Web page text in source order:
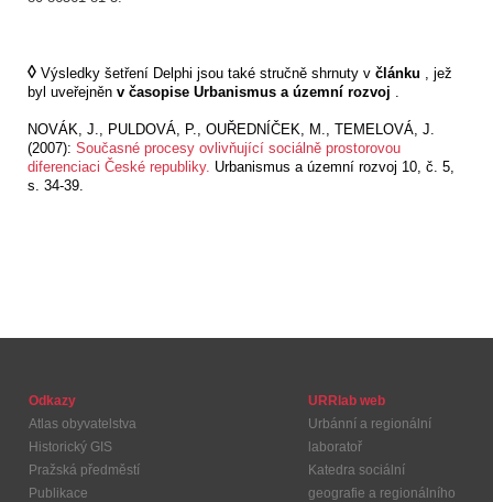
◊ Výsledky šetření Delphi jsou také stručně shrnuty v článku , jež
byl uveřejněn v časopise Urbanismus a územní rozvoj .
NOVÁK, J., PULDOVÁ, P., OUŘEDNÍČEK, M., TEMELOVÁ, J.
(2007): Současné procesy ovlivňující sociálně prostorovou
diferenciaci České republiky. Urbanismus a územní rozvoj 10, č. 5,
s. 34-39.
Odkazy
Atlas obyvatelstva
Historický GIS
Pražská předměstí
Publikace
URRlab web
Urbánní a regionální
laboratoř
Katedra sociální
geografie a regionálního